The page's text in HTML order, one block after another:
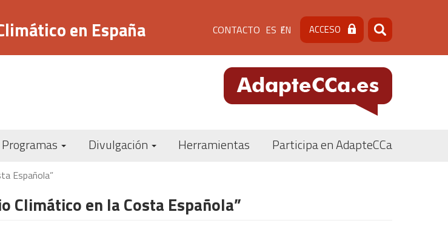
en España Menú
de
cabecera
[contacto]
CONTACTO ES EN ACCESO Buscar
Buscar
Navegación
Divulgación Herramientas Participa en AdapteCCa
Española”
Climático en la Costa Española”